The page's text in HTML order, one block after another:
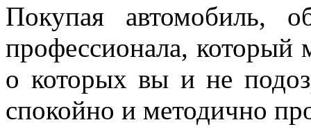
Покупая автомобиль,
профессионала, который
о которых вы и не
спокойно и методично